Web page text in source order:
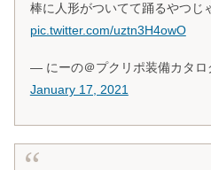
棒に人形がついてて踊るやつじ
pic.twitter.com/uztn3H4owO
— にーの＠プクリポ装備カタロ
January 17, 2021